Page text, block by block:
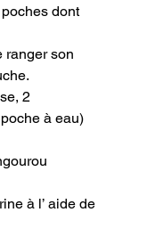
dont
ranger son
2
à eau)
à l’ aide de